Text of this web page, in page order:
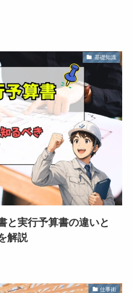
基礎知識
と実行予算書の違いと
解説
仕事術